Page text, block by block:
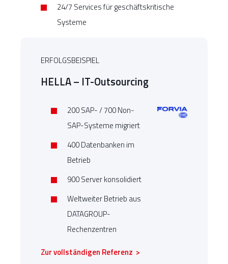
24/7 Services für geschäftskritische
Systeme
ERFOLGSBEISPIEL
HELLA – IT-Outsourcing
200 SAP- / 700 Non-
SAP-Systeme migriert
400 Datenbanken im
Betrieb
900 Server konsolidiert
Weltweiter Betrieb aus
DATAGROUP-
Rechenzentren
Zur vollständigen Referenz >